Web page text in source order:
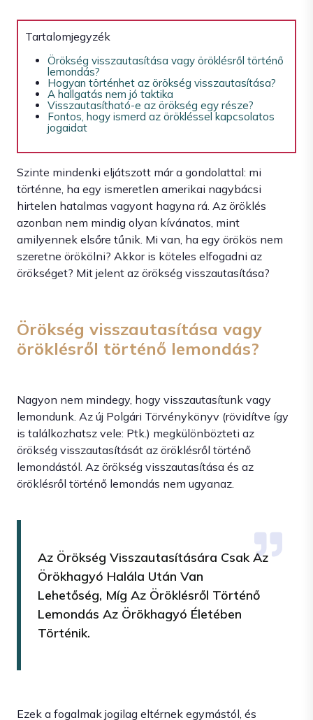
Tartalomjegyzék
Örökség visszautasítása vagy öröklésről történő
lemondás?
Hogyan történhet az örökség visszautasítása?
A hallgatás nem jó taktika
Visszautasítható-e az örökség egy része?
Fontos, hogy ismerd az örökléssel kapcsolatos
jogaidat
Szinte mindenki eljátszott már a gondolattal: mi
történne, ha egy ismeretlen amerikai nagybácsi
hirtelen hatalmas vagyont hagyna rá. Az öröklés
azonban nem mindig olyan kívánatos, mint
amilyennek elsőre tűnik. Mi van, ha egy örökös nem
szeretne örökölni? Akkor is köteles elfogadni az
örökséget? Mit jelent az örökség visszautasítása?
Örökség visszautasítása vagy
öröklésről történő lemondás?
Nagyon nem mindegy, hogy visszautasítunk vagy
lemondunk. Az új Polgári Törvénykönyv (rövidítve így
is találkozhatsz vele: Ptk.) megkülönbözteti az
örökség visszautasítását az öröklésről történő
lemondástól. Az örökség visszautasítása és az
öröklésről történő lemondás nem ugyanaz.
Az Örökség Visszautasítására Csak Az
Örökhagyó Halála Után Van
Lehetőség, Míg Az Öröklésről Történő
Lemondás Az Örökhagyó Életében
Történik.
Ezek a fogalmak jogilag eltérnek egymástól, és